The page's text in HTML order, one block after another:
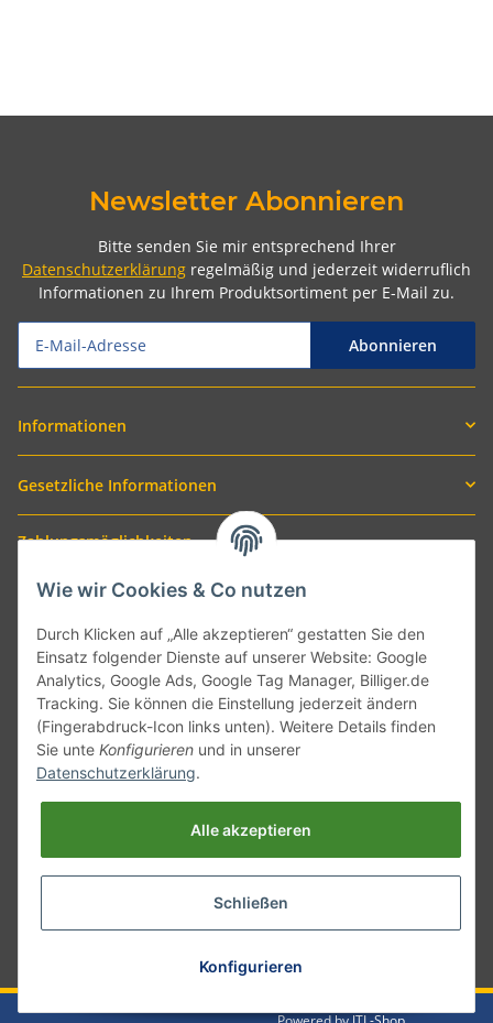
Newsletter Abonnieren
Bitte senden Sie mir entsprechend Ihrer
Datenschutzerklärung regelmäßig und jederzeit widerruflich
Informationen zu Ihrem Produktsortiment per E-Mail zu.
Abonnieren
Informationen
Gesetzliche Informationen
Zahlungsmöglichkeiten
Versand mit
* Alle Preise inkl. gesetzlicher USt., zzgl.Versand
Wie wir Cookies & Co nutzen
Durch Klicken auf „Alle akzeptieren“ gestatten Sie den
Einsatz folgender Dienste auf unserer Website: Google
Analytics, Google Ads, Google Tag Manager, Billiger.de
Tracking. Sie können die Einstellung jederzeit ändern
(Fingerabdruck-Icon links unten). Weitere Details finden
Sie unte Konfigurieren und in unserer
Datenschutzerklärung.
Alle akzeptieren
Schließen
Konfigurieren